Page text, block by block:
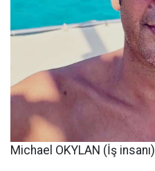
Michael OKYLAN (İş insanı)